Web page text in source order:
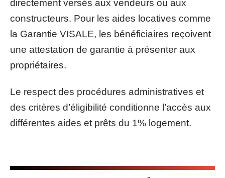
directement versés aux vendeurs ou aux
constructeurs. Pour les aides locatives comme
la Garantie VISALE, les bénéficiaires reçoivent
une attestation de garantie à présenter aux
propriétaires.
Le respect des procédures administratives et
des critères d’éligibilité conditionne l’accès aux
différentes aides et prêts du 1% logement.